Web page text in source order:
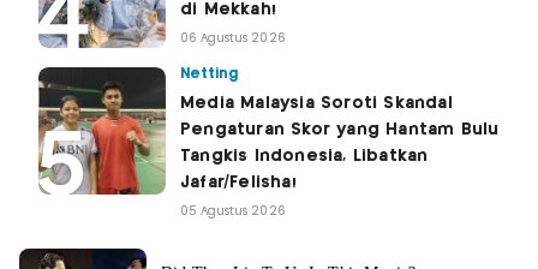
di Mekkah!
06 Agustus 2026
Netting
Media Malaysia Soroti Skandal
Pengaturan Skor yang Hantam Bulu
Tangkis Indonesia, Libatkan
Jafar/Felisha!
05 Agustus 2026